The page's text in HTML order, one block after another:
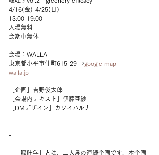
4/16(金)-4/25(日)
13:00-19:00
入場無料
会期中無休
会場：WALLA
東京都小平市仲町615-29 →google map
walla.jp
［企画］吉野俊太郎
［会場内テキスト］伊藤亜紗
［DMデザイン］カワイハルナ
-
「嘔吐学」とは、二人展の連続企画です。本企画